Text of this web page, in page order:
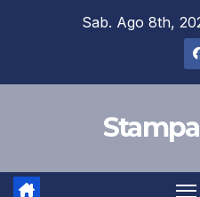
Sab. Ago 8th,